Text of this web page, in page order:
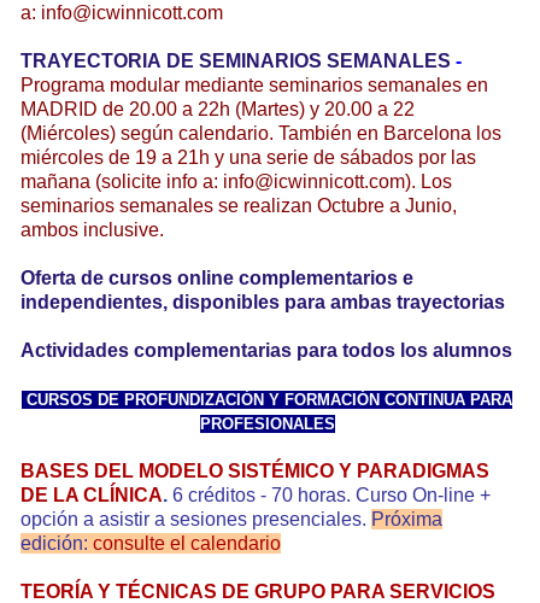
a: info@icwinnicott.com
TRAYECTORIA DE SEMINARIOS SEMANALES -
Programa modular mediante seminarios semanales en
MADRID de 20.00 a 22h (Martes) y 20.00 a 22
(Miércoles) según calendario. También en Barcelona los
miércoles de 19 a 21h y una serie de sábados por las
mañana (solicite info a: info@icwinnicott.com). Los
seminarios semanales se realizan Octubre a Junio,
ambos inclusive.
Oferta de cursos online complementarios e
independientes, disponibles para ambas trayectorias
Actividades complementarias para todos los alumnos
CURSOS DE PROFUNDIZACIÓN Y FORMACIÓN CONTINUA PARA
PROFESIONALES
BASES DEL MODELO SISTÉMICO Y PARADIGMAS
DE LA CLÍNICA. 6 créditos - 70 horas. Curso On-line +
opción a asistir a sesiones presenciales. Próxima
edición: consulte el calendario
TEORÍA Y TÉCNICAS DE GRUPO PARA SERVICIOS